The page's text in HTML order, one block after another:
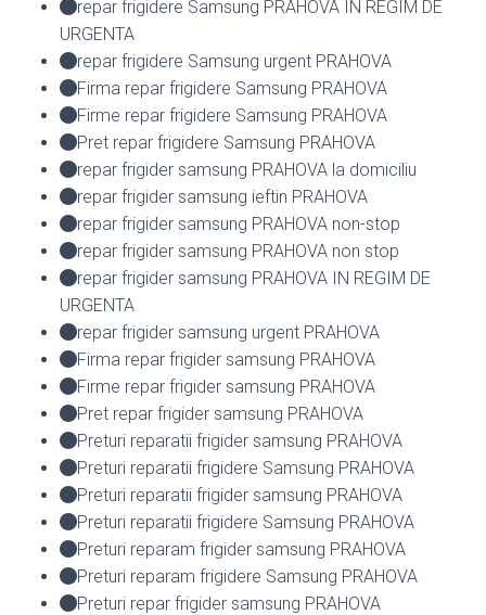
repar frigidere Samsung PRAHOVA IN REGIM DE
URGENTA
repar frigidere Samsung urgent PRAHOVA
Firma repar frigidere Samsung PRAHOVA
Firme repar frigidere Samsung PRAHOVA
Pret repar frigidere Samsung PRAHOVA
repar frigider samsung PRAHOVA la domiciliu
repar frigider samsung ieftin PRAHOVA
repar frigider samsung PRAHOVA non-stop
repar frigider samsung PRAHOVA non stop
repar frigider samsung PRAHOVA IN REGIM DE
URGENTA
repar frigider samsung urgent PRAHOVA
Firma repar frigider samsung PRAHOVA
Firme repar frigider samsung PRAHOVA
Pret repar frigider samsung PRAHOVA
Preturi reparatii frigider samsung PRAHOVA
Preturi reparatii frigidere Samsung PRAHOVA
Preturi reparatii frigider samsung PRAHOVA
Preturi reparatii frigidere Samsung PRAHOVA
Preturi reparam frigider samsung PRAHOVA
Preturi reparam frigidere Samsung PRAHOVA
Preturi repar frigider samsung PRAHOVA